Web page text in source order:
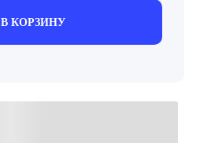
В КОРЗИНУ